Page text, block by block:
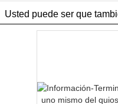
Usted puede ser que